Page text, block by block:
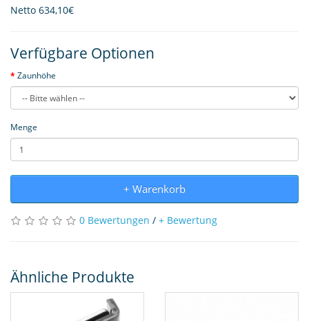
Netto 634,10€
Verfügbare Optionen
Zaunhöhe
Menge
+ Warenkorb
0 Bewertungen / + Bewertung
Ähnliche Produkte